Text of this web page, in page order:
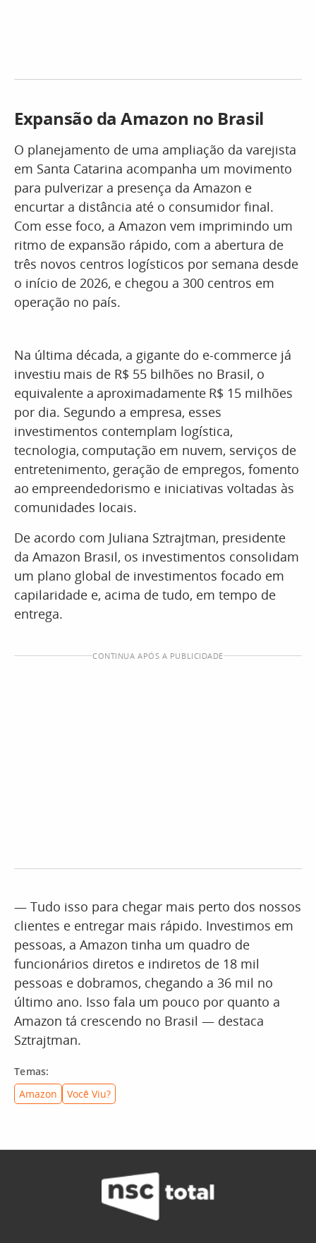
Expansão da Amazon no Brasil
O planejamento de uma ampliação da varejista
em Santa Catarina acompanha um movimento
para pulverizar a presença da Amazon e
encurtar a distância até o consumidor final.
Com esse foco, a Amazon vem imprimindo um
ritmo de expansão rápido, com a abertura de
três novos centros logísticos por semana desde
o início de 2026, e chegou a 300 centros em
operação no país.
Na última década, a gigante do e-commerce já
investiu mais de R$ 55 bilhões no Brasil, o
equivalente a aproximadamente R$ 15 milhões
por dia. Segundo a empresa, esses
investimentos contemplam logística,
tecnologia, computação em nuvem, serviços de
entretenimento, geração de empregos, fomento
ao empreendedorismo e iniciativas voltadas às
comunidades locais.
De acordo com Juliana Sztrajtman, presidente
da Amazon Brasil, os investimentos consolidam
um plano global de investimentos focado em
capilaridade e, acima de tudo, em tempo de
entrega.
CONTINUA APÓS A PUBLICIDADE
— Tudo isso para chegar mais perto dos nossos
clientes e entregar mais rápido. Investimos em
pessoas, a Amazon tinha um quadro de
funcionários diretos e indiretos de 18 mil
pessoas e dobramos, chegando a 36 mil no
último ano. Isso fala um pouco por quanto a
Amazon tá crescendo no Brasil — destaca
Sztrajtman.
Temas:
Amazon
Você Viu?